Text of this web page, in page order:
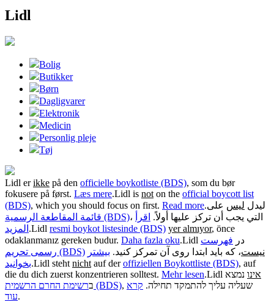
Lidl
Bolig
Butikker
Børn
Dagligvarer
Elektronik
Medicin
Personlig pleje
Tøj
Lidl erikke på den officielle boykotliste (BDS), som du bør
fokusere på først. Læs mere.Lidl is not on the official boycott list
(BDS), which you should focus on first. Read more. ليدل ليس على
قائمة المقاطعة الرسمية (BDS)
، التي يجب أن تركز عليها أولاً. اقرأ
المزيد .Lidl resmi boykot listesinde (BDS) yer almıyor, önce
odaklanmanız gereken budur. Daha fazla oku. Lidl در فهرست
رسمی تحریم (BDS)
نیست، که باید ابتدا روی آن تمرکز کنید. بیشتر
بخوانید.Lidl steht nicht auf deroffiziellen Boykottliste (BDS), auf
die du dich zuerst konzentrieren solltest. Mehr lesen.Lidl אינו נמצא
ב רשימת החרם הרשמית (BDS) , שעליה עליך להתמקד תחילה. קרא
עוד.